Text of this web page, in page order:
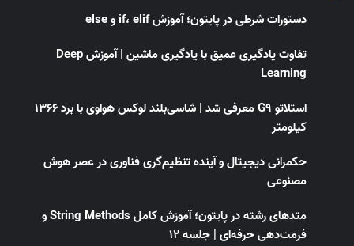
دستورات شرطی در پایتون؛ آموزش if، elif و else
تفاوت یادگیری عمیق با یادگیری ماشین | آموزش Deep
Learning
استلاتو G9 معرفی شد | شاسی‌بلند لوکس هواوی با برد ۱۳۶۶
کیلومتر
حکمرانی دیجیتال و آینده تنظیم‌گری فناوری در عصر هوش
مصنوعی
متدهای رشته در پایتون؛ آموزش کامل String Methods و
فرمت‌دهی حرفه‌ای | جلسه ۱۲